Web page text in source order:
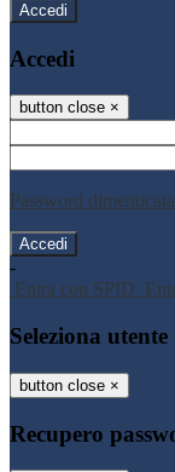
Accedi
Accedi
button close ×
Password
-
Entra con SPID
Seleziona utente
button close ×
Recupero